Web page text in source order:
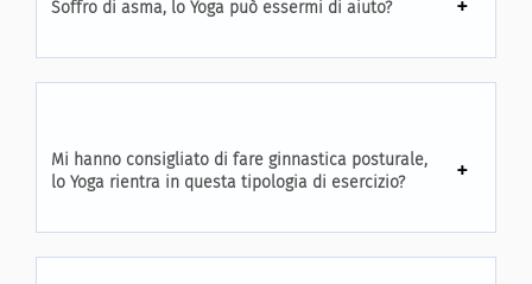
Soffro di asma, lo Yoga può essermi di aiuto?
Mi hanno consigliato di fare ginnastica posturale,
lo Yoga rientra in questa tipologia di esercizio?